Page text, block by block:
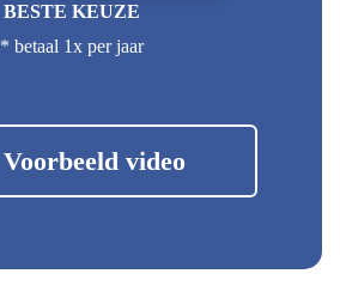
BESTE KEUZE
* betaal 1x per jaar
Voorbeeld video